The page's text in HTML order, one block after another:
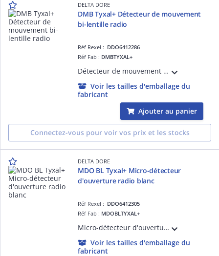
DELTA DORE
DMB Tyxal+ Détecteur de mouvement
bi-lentille radio
Réf Rexel : DDO6412286
Réf Fab : DMBTYXAL+
Détecteur de mouvement bi-lentille radio Tyxal+ - Détection infrarouge - Sélectif animaux
Voir les tailles d'emballage du
fabricant
Ajouter au panier
Connectez-vous pour voir vos prix et les stocks
DELTA DORE
MDO BL Tyxal+ Micro-détecteur
d'ouverture radio blanc
Réf Rexel : DDO6412305
Réf Fab : MDOBLTYXAL+
Micro-détecteur d'ouverture radio - Idéal pour baie coulissante - Coloris blanc
Voir les tailles d'emballage du
fabricant